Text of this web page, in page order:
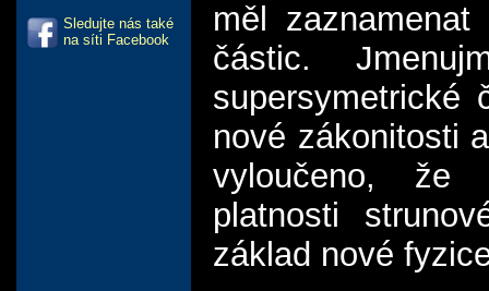
Sledujte nás také
na síti Facebook
měl
částic.
supersymetrické
nové zákonitosti
vyloučeno, že
platnosti
základ nové